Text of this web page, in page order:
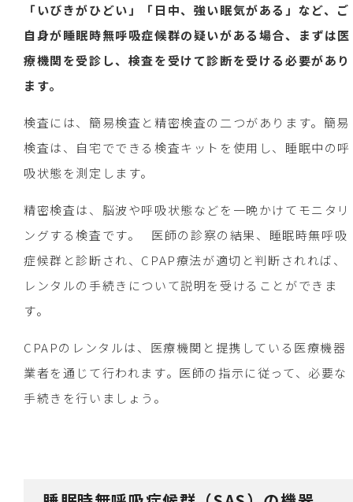
「いびきがひどい」「日中、強い眠気がある」など、ご
自身が睡眠時無呼吸症候群の疑いがある場合、まずは医
療機関を受診し、検査を受けて診断を受ける必要があり
ます。
検査には、簡易検査と精密検査の二つがあります。簡易
検査は、自宅でできる検査キットを使用し、睡眠中の呼
吸状態を測定します。
精密検査は、脳波や呼吸状態などを一晩かけてモニタリ
ングする検査です。 医師の診察の結果、睡眠時無呼吸
症候群と診断され、CPAP療法が適切と判断されれば、
レンタルの手続きについて説明を受けることができま
す。
CPAPのレンタルは、医療機関と提携している医療機器
業者を通じて行われます。医師の指示に従って、必要な
手続きを行いましょう。